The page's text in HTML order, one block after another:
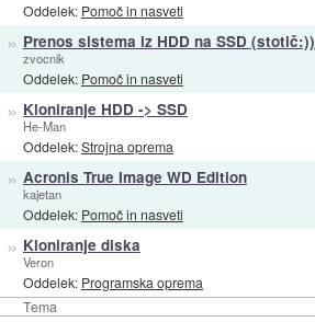
Tema
Oddelek: Pomoč in nasveti
» Prenos sistema iz HDD na SSD (stotič:))
zvocnik
Oddelek: Pomoč in nasveti
» Kloniranje HDD -> SSD
He-Man
Oddelek:Strojna oprema
» Acronis True Image WD Edition
kajetan
Oddelek: Pomoč in nasveti
» Kloniranje diska
Veron
Oddelek: Programska oprema